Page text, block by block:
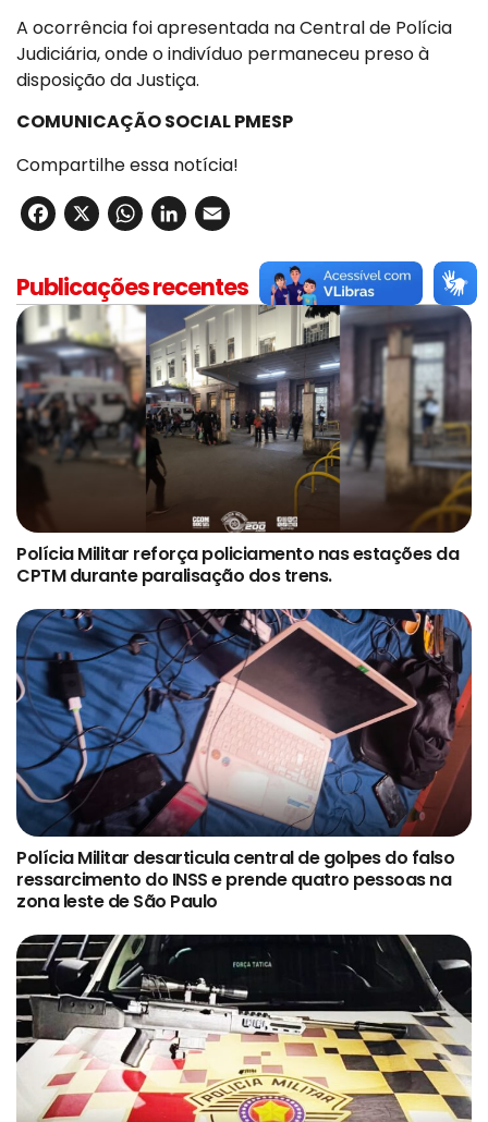
A ocorrência foi apresentada na Central de Polícia
Judiciária, onde o indivíduo permaneceu preso à
disposição da Justiça.
COMUNICAÇÃO SOCIAL PMESP
Compartilhe essa notícia!
Facebook
X WhatsApp
LinkedIn
Publicações recentes
Polícia Militar reforça policiamento nas estações da
CPTM durante paralisação dos trens.
Polícia Militar desarticula central de golpes do falso
ressarcimento do INSS e prende quatro pessoas na
zona leste de São Paulo